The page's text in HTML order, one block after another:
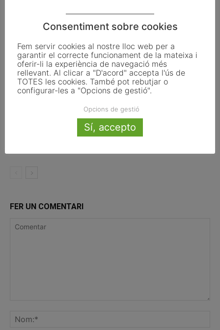
La UE activa les primeres obligacions
de transparència de la Llei d’IA que
afecten els ajuntaments
El Pla de Barris mobilitza 117 municipis
catalans per impulsar la regeneració
TESTAREG reforça la cooperació
transfronterera per impulsar el relleu
FER UN COMENTARI
Consentiment sobre cookies
Fem servir cookies al nostre lloc web per a
garantir el correcte funcionament de la mateixa i
oferir-li la experiència de navegació més
rellevant. Al clicar a "D'acord" accepta l'ús de
TOTES les cookies. També pot rebutjar o
configurar-les a "Opcions de gestió".
Opcions de gestió
Sí, accepto